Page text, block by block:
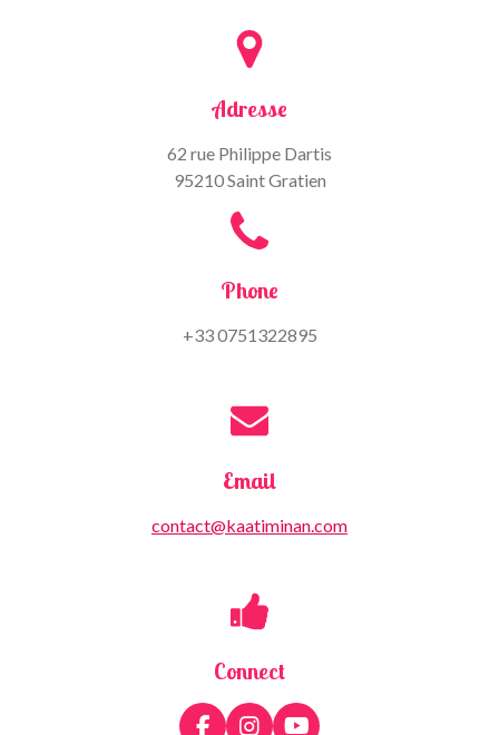
Adresse
62 rue Philippe Dartis
95210 Saint Gratien
Phone
+33 0751322895
Email
contact@kaatiminan.com
Connect